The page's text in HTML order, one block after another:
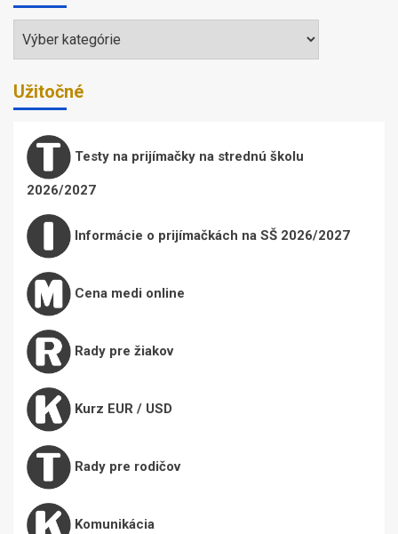
Témy
Užitočné
Testy na prijímačky na strednú školu
2026/2027
Informácie o prijímačkách na SŠ 2026/2027
Cena medi online
Rady pre žiakov
Kurz EUR / USD
Rady pre rodičov
Komunikácia